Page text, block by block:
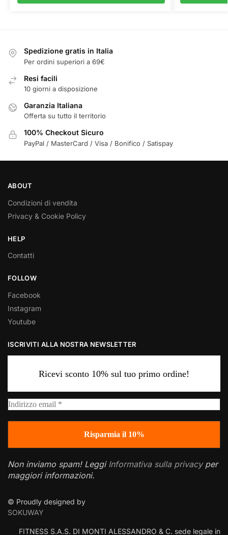
Spedizione gratis in Italia
Per ordini superiori a 69€
Resi facili
10 giorni a disposizione
Garanzia Italiana
Offerta su tutto il territorio
100% Checkout Sicuro
PayPal / MasterCard / Visa / Bonifico / Satispay
ABOUT
Condizioni di vendita
Privacy & Cookie Policy
HELP
Contatti
FOLLOW
Facebook
Instagram
Youtube
ISCRIVITI ALLA NOSTRA NEWSLETTER
Ricevi sconto 10% sul tuo primo ordine!
Non inviamo spam! Leggi Informativa sulla privacyper
maggiori informazioni.
© Proudly designed by
SOKUWAY
FITNESS S.A.S. DI MONTI ALESSANDRO & C. sede legale in